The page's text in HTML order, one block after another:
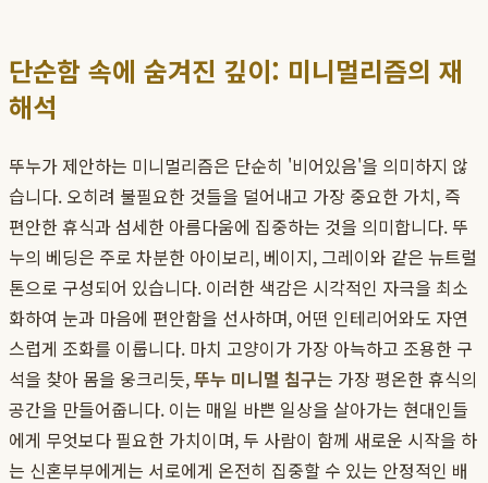
단순함 속에 숨겨진 깊이: 미니멀리즘의 재
해석
뚜누가 제안하는 미니멀리즘은 단순히 '비어있음'을 의미하지 않
습니다. 오히려 불필요한 것들을 덜어내고 가장 중요한 가치, 즉
편안한 휴식과 섬세한 아름다움에 집중하는 것을 의미합니다. 뚜
누의 베딩은 주로 차분한 아이보리, 베이지, 그레이와 같은 뉴트럴
톤으로 구성되어 있습니다. 이러한 색감은 시각적인 자극을 최소
화하여 눈과 마음에 편안함을 선사하며, 어떤 인테리어와도 자연
스럽게 조화를 이룹니다. 마치 고양이가 가장 아늑하고 조용한 구
석을 찾아 몸을 웅크리듯,뚜누 미니멀 침구는 가장 평온한 휴식의
공간을 만들어줍니다. 이는 매일 바쁜 일상을 살아가는 현대인들
에게 무엇보다 필요한 가치이며, 두 사람이 함께 새로운 시작을 하
는 신혼부부에게는 서로에게 온전히 집중할 수 있는 안정적인 배